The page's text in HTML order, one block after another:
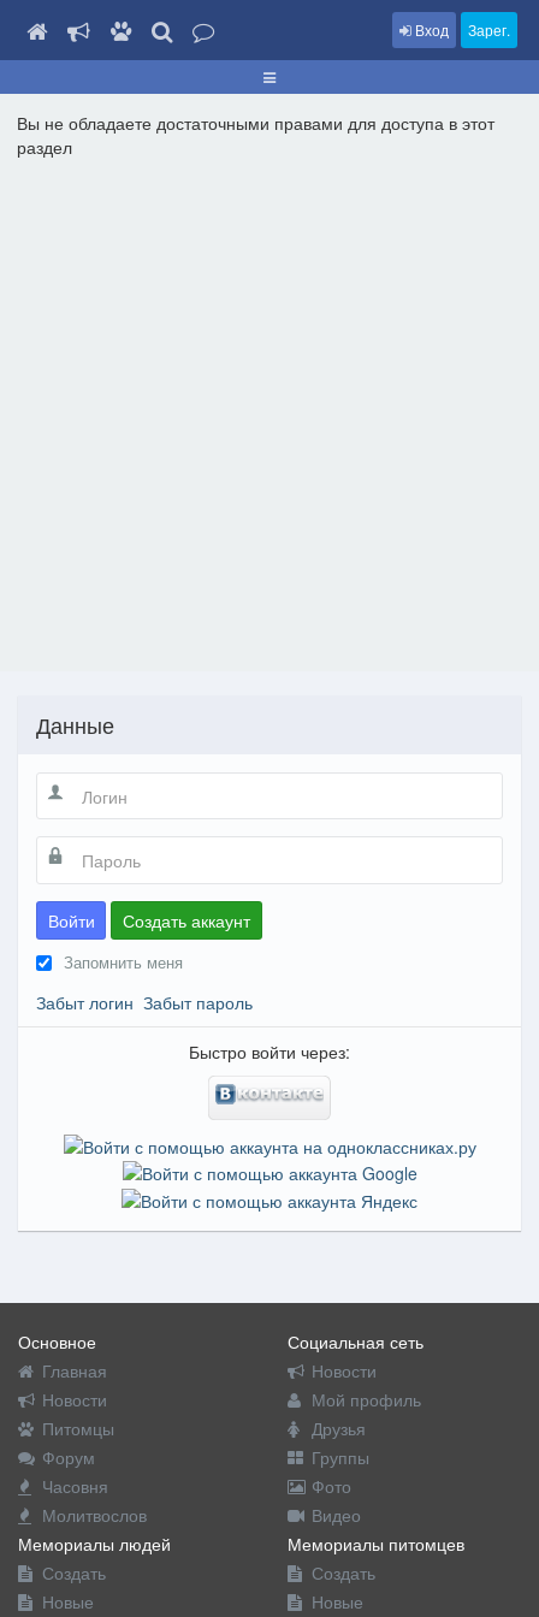
Вход Зарег.
Вы не обладаете достаточными правами для доступа в этот
раздел
Данные
Войти Создать аккаунт
Запомнить меня
Забыт логин Забыт пароль
Быстро войти через:
Основное
Главная
Новости
Питомцы
Форум
Часовня
Молитвослов
Социальная сеть
Новости
Мой профиль
Друзья
Группы
Фото
Видео
Мемориалы людей
Создать
Новые
Мемориалы питомцев
Создать
Новые